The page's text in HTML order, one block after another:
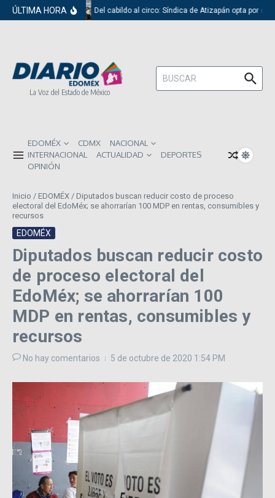
Saltar al contenido
ÚLTIMA HORA Del cabildo al circo: Síndica de Atizapán opta por el
La Voz del Estado de México
Buscar:
EDOMÉX CDMX
NACIONAL
INTERNACIONAL
ACTUALIDAD
DEPORTES
OPINIÓN
Inicio / EDOMÉX / Diputados buscan reducir costo de proceso
electoral del EdoMéx; se ahorrarían 100 MDP en rentas, consumibles y
recursos
EDOMÉX
Diputados buscan reducir costo
de proceso electoral del
EdoMéx; se ahorrarían 100
MDP en rentas, consumibles y
recursos
No hay comentarios 5 de octubre de 2020 1:54 PM